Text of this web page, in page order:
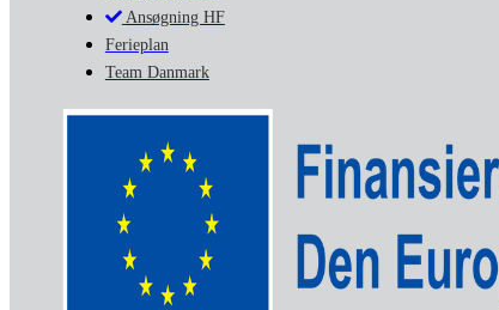
Ansøgning HF
Ferieplan
Team Danmark